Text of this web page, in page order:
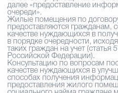
далее «предоставление
очереди».
Жилые помещения по
предоставляются гражданам,
качестве нуждающихся в
в порядке очередности,
таких граждан на учет
Российской Федерации).
Консультацию по вопросам
качестве нуждающихся в
способах получения
предоставления жилого